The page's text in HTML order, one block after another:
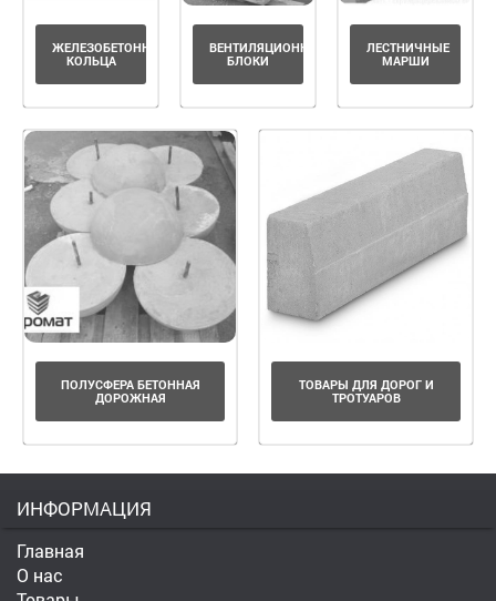
ЖЕЛЕЗОБЕТОННЫЕ
КОЛЬЦА
ВЕНТИЛЯЦИОННЫЕ
БЛОКИ
ЛЕСТНИЧНЫЕ
МАРШИ
ПОЛУСФЕРА БЕТОННАЯ
ДОРОЖНАЯ
ТОВАРЫ ДЛЯ ДОРОГ И
ТРОТУАРОВ
ИНФОРМАЦИЯ
Главная
О нас